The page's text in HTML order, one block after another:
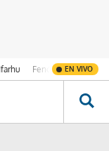
Ifarhu Fenómeno de El
EN VIVO